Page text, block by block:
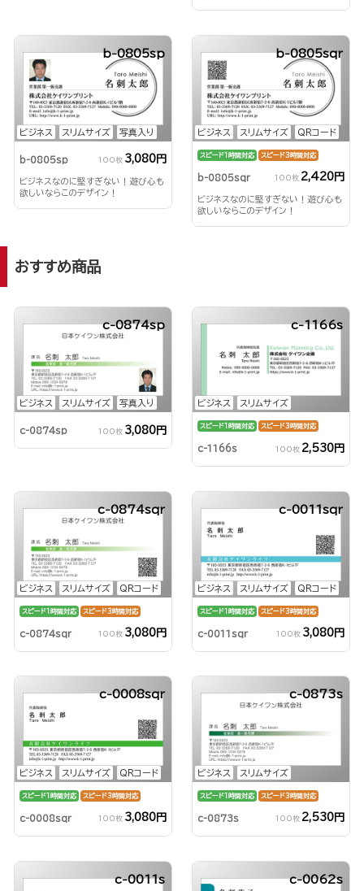
ビジネス スリムサイズ 写真入り
b-0805sp
b-0805sp 100枚 3,080円
ビジネスなのに堅すぎない！遊び心も
欲しいならこのデザイン！
ビジネス スリムサイズ QRコード
b-0805sqr
スピード1時間対応 スピード3時間対応
b-0805sqr 100枚 2,420円
ビジネスなのに堅すぎない！遊び心も
欲しいならこのデザイン！
おすすめ商品
ビジネス スリムサイズ 写真入り
c-0874sp
c-0874sp 100枚 3,080円
ビジネス スリムサイズ
c-1166s
スピード1時間対応 スピード3時間対応
c-1166s 100枚 2,530円
ビジネス スリムサイズ QRコード
c-0874sqr
スピード1時間対応 スピード3時間対応
c-0874sqr 100枚 3,080円
ビジネス スリムサイズ QRコード
c-0011sqr
スピード1時間対応 スピード3時間対応
c-0011sqr 100枚 3,080円
ビジネス スリムサイズ QRコード
c-0008sqr
スピード1時間対応 スピード3時間対応
c-0008sqr 100枚 3,080円
ビジネス スリムサイズ
c-0873s
スピード1時間対応 スピード3時間対応
c-0873s 100枚 2,530円
c-0011s c-0062s